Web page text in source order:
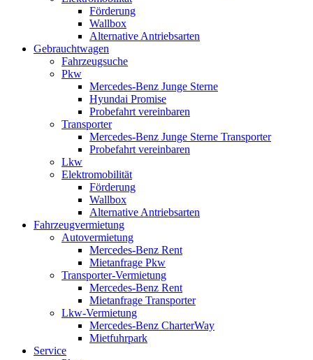
Förderung
Wallbox
Alternative Antriebsarten
Gebrauchtwagen
Fahrzeugsuche
Pkw
Mercedes-Benz Junge Sterne
Hyundai Promise
Probefahrt vereinbaren
Transporter
Mercedes-Benz Junge Sterne Transporter
Probefahrt vereinbaren
Lkw
Elektromobilität
Förderung
Wallbox
Alternative Antriebsarten
Fahrzeugvermietung
Autovermietung
Mercedes-Benz Rent
Mietanfrage Pkw
Transporter-Vermietung
Mercedes-Benz Rent
Mietanfrage Transporter
Lkw-Vermietung
Mercedes-Benz CharterWay
Mietfuhrpark
Service